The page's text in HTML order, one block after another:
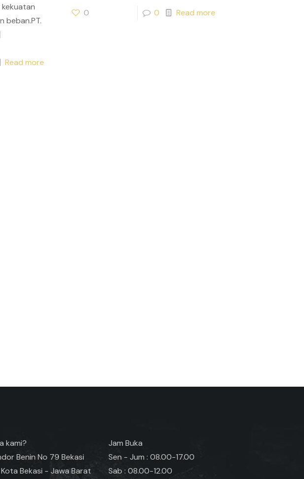
beban.PT.
Read more
0 0 Read more
kami?
Benin No 79 Bekasi
Kota Bekasi - Jawa Barat
Jam Buka
Sen - Jum : 08.00-17.00
Sab : 08.00-12.00